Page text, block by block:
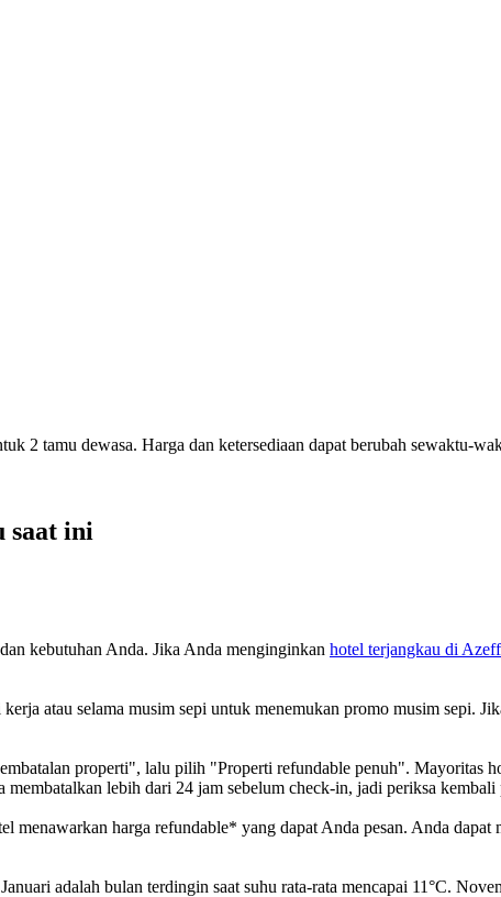
2 tamu dewasa. Harga dan ketersediaan dapat berubah sewaktu-
saat ini
kebutuhan Anda. Jika Anda menginginkan hotel terjangkau di
atau selama musim sepi untuk menemukan promo musim sepi.
properti", lalu pilih "Properti refundable penuh". Mayoritas
lebih dari 24 jam sebelum check-in, jadi periksa kembali
harga refundable* yang dapat Anda pesan. Anda dapat
adalah bulan terdingin saat suhu rata-rata mencapai 11°C.